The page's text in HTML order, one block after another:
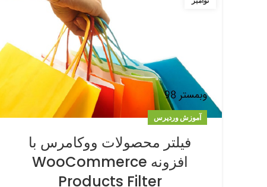
آموزش وردپرس
فیلتر محصولات ووکامرس با
افزونه WooCommerce
Products Filter